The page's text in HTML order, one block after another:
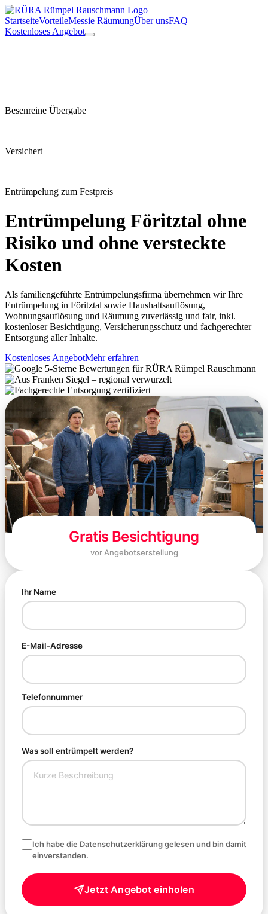
StartseiteVorteileMessie RäumungÜber unsFAQ
Kostenloses Angebot
Besenreine Übergabe
Versichert
Entrümpelung zum Festpreis
Entrümpelung Föritztal ohne
Risiko und ohne versteckte
Kosten
Als familiengeführte Entrümpelungsfirma übernehmen wir Ihre
Entrümpelung in Föritztal sowie Haushaltsauflösung,
Wohnungsauflösung und Räumung zuverlässig und fair, inkl.
kostenloser Besichtigung, Versicherungsschutz und fachgerechter
Entsorgung aller Inhalte.
Kostenloses AngebotMehr erfahren
Gratis Besichtigung
vor Angebotserstellung
Ihr Name
E-Mail-Adresse
Telefonnummer
Was soll entrümpelt werden?
Ich habe die Datenschutzerklärunggelesen und bin damit
einverstanden.
Jetzt Angebot einholen